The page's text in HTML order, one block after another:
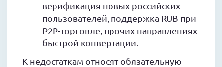
верификация новых российских
пользователей, поддержка RUB при
P2P-торговле, прочих направлениях
быстрой конвертации.
К недостаткам относят обязательную